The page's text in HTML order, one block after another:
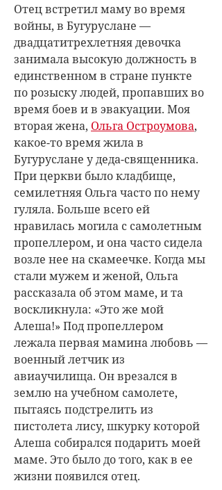
Отец встретил маму во время
войны, в Бугуруслане —
двадцатитрехлетняя девочка
занимала высокую должность в
единственном в стране пункте
по розыску людей, пропавших во
время боев и в эвакуации. Моя
вторая жена, Ольга Остроумова,
какое-то время жила в
Бугуруслане у деда-священника.
При церкви было кладбище,
семилетняя Ольга часто по нему
гуляла. Больше всего ей
нравилась могила с самолетным
пропеллером, и она часто сидела
возле нее на скамеечке. Когда мы
стали мужем и женой, Ольга
рассказала об этом маме, и та
воскликнула: «Это же мой
Алеша!» Под пропеллером
лежала первая мамина любовь —
военный летчик из
авиаучилища. Он врезался в
землю на учебном самолете,
пытаясь подстрелить из
пистолета лису, шкурку которой
Алеша собирался подарить моей
маме. Это было до того, как в ее
жизни появился отец.